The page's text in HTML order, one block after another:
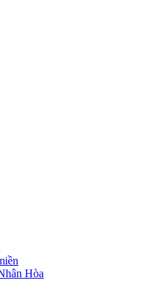
Hòa